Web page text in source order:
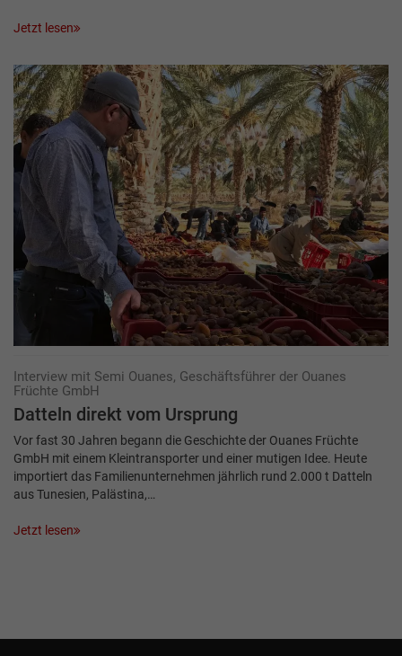
Jetzt lesen
Interview mit Semi Ouanes, Geschäftsführer der Ouanes
Früchte GmbH
Datteln direkt vom Ursprung
Vor fast 30 Jahren begann die Geschichte der Ouanes Früchte
GmbH mit einem Kleintransporter und einer mutigen Idee. Heute
importiert das Familienunternehmen jährlich rund 2.000 t Datteln
aus Tunesien, Palästina,…
Jetzt lesen